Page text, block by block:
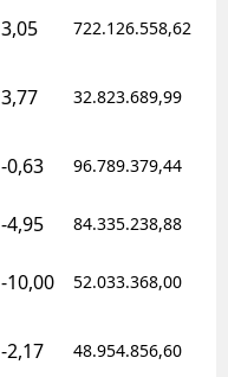
3,05 722.126.558,62
3,77 32.823.689,99
-0,63 96.789.379,44
-4,95 84.335.238,88
-10,00 52.033.368,00
-2,17 48.954.856,60